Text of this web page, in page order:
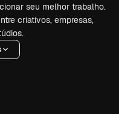
seu melhor trabalho.
criativos, empresas,